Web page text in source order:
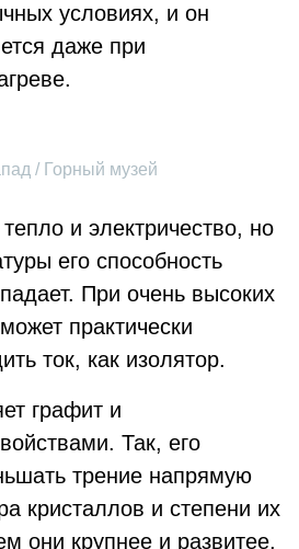
условиях, и он
даже при
/ Горный музей
и электричество, но
его способность
При очень высоких
практически
ток, как изолятор.
графит и
Так, его
трение напрямую
кристаллов и степени их
они крупнее и развитее,